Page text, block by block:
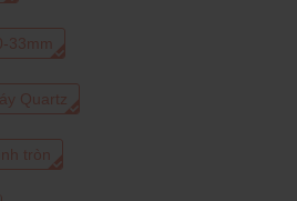
33mm
Quartz
tròn